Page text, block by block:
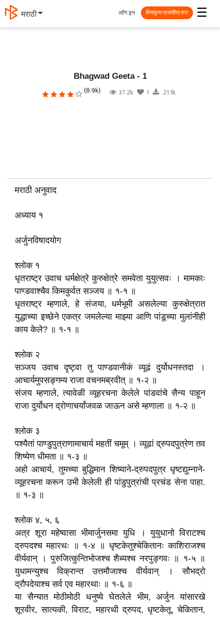
தமிழ் ☰
लॉग इन विनामूल्य प्रकाशित करा
Bhagwad Geeta - 1
(8.9k) 37.2k 1 21.1k
मराठी अनुवाद
अध्याय १
अर्जुनविषादयोग
श्लोक १
धृतराष्ट्र उवाच धर्मक्षेत्रे कुरुक्षेत्रे समवेता युयुत्सवः । मामकाः
पाण्डवाश्चैव किमकुर्वत सञ्जय ॥ १-१ ॥
धृतराष्ट्र म्हणाले, हे संजया, धर्मभूमी असलेल्या कुरुक्षेत्रात
युद्धाच्या इच्छेने एकत्र जमलेल्या माझ्या आणि पांडूच्या मुलांनीही
काय केले? ॥ १-१ ॥
श्लोक २
सञ्जय उवाच दृष्ट्वा तु पाण्डवानीकं व्यूढं दुर्योधनस्तदा ।
आचार्यमुपसङ्गम्य राजा वचनमब्रवीत्‌ ॥ १-२ ॥
संजय म्हणाले, त्यावेळी व्यूहरचना केलेले पांडवांचे सैन्य पाहून
राजा दुर्योधन द्रोणाचर्यांजवळ जाऊन असे म्हणाला ॥ १-२ ॥
श्लोक ३
पश्यैतां पाण्डुपुत्राणामाचार्य महतीं चमूम्‌ । व्यूढां द्रुपदपुत्रेण तव
शिष्येण धीमता ॥ १-३ ॥
अहो आचार्य, तुमच्या बुद्धिमान शिष्याने-द्रुपदपुत्र धृष्टद्युम्नाने-
व्यूहरचना करून उभी केलेली ही पांडुपुत्रांची प्रचंड सेना पाहा.
॥ १-३ ॥
श्लोक ४, ५, ६
अत्र शूरा महेष्वासा भीमार्जुनसमा युधि । युयुधानो विराटश्च
द्रुपदश्च महारथः ॥ १-४ ॥ धृष्टकेतुश्‍चेकितानः काशिराजश्च
वीर्यवान्‌ । पुरुजित्कुन्तिभोजश्च शैब्यश्च नरपुङ्गवः ॥ १-५ ॥
युधामन्युश्च विक्रान्त उत्तमौजाश्च वीर्यवान्‌ । सौभद्रो
द्रौपदेयाश्च सर्व एव महारथाः ॥ १-६ ॥
या सैन्यात मोठीमोठी धनुष्ये घेतलेले भीम, अर्जुन यांसारखे
शूरवीर, सात्यकी, विराट, महारथी द्रुपद, धृष्टकेतू, चेकितान,